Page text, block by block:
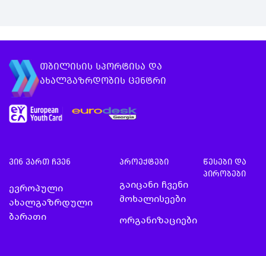
თბილისის სპორტისა და
ახალგაზრდობის ცენტრი
ვინ ვართ ჩვენ
ევროპული
ახალგაზრდული
ბარათი
პროექტები
გაიცანი ჩვენი
მოხალისეები
ორგანიზაციები
წესები და
პირობები